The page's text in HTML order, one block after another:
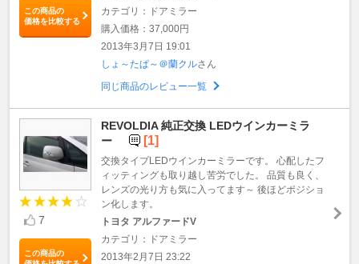
この商品の
価格を比較する
カテゴリ：ドアミラー
購入価格：37,000円
2013年3月7日 19:01
しょ～たぱ～＠蘭クルさん
同じ商品のレビュー一覧
7
この商品の
REVOLDIA 純正交換 LEDウインカーミラ
ー
[1]
交換タイプLEDウインカーミラーです。 心配したフ
ィッティングも取り越し苦労でした。 品質も良く、
レンズの光り方も気に入ってます～ 後ほどポジショ
ン化します。
トヨタ アルファードV
カテゴリ：ドアミラー
2013年2月7日 23:22